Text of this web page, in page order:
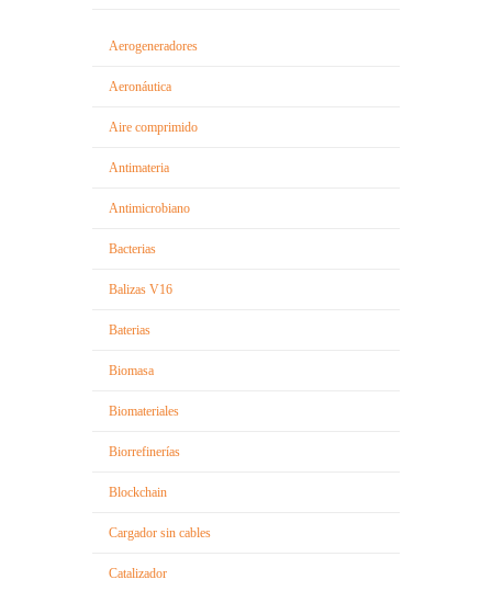
Aerogeneradores
Aeronáutica
Aire comprimido
Antimateria
Antimicrobiano
Bacterias
Balizas V16
Baterias
Biomasa
Biomateriales
Biorrefinerías
Blockchain
Cargador sin cables
Catalizador